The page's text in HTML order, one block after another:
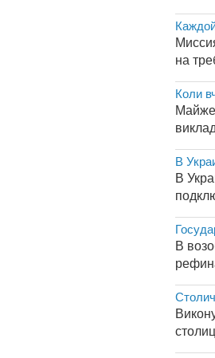
на
Коли
Майже
В
В
В